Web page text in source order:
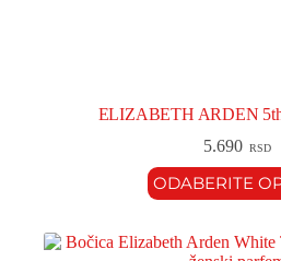
ELIZABETH ARDEN
5.690 RSD
ODABERITE